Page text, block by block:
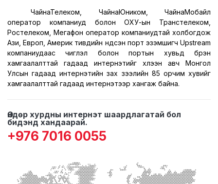
ЧайнаТелеком, ЧайнаЮником, ЧайнаМобайл
оператор компаниуд болон ОХУ-ын Транстелеком,
Ростелеком, Мегафон оператор компаниудтай холбогдож
Ази, Европ, Америк тивүүдийн үндсэн порт эзэмшигч Upstream
компаниудаас чиглэл болон портын хувьд бүрэн
хамгаалалттай гадаад интернэтийг хүлээн авч Монгол
Улсын гадаад интернэтийн зах зээлийн 85 орчим хувийг
хамгаалалттай гадаад интернэтээр хангаж байна.
Өндөр хурдны интернэт шаардлагатай бол
бидэнд хандаарай.
+976 7016 0055